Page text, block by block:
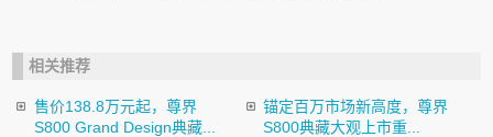
相关推荐
售价138.8万元起，尊界
S800 Grand Design典藏...
锚定百万市场新高度，尊界
S800典藏大观上市重...